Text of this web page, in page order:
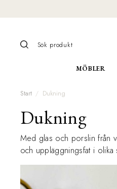
MÖBLER
Start Dukning
Dukning
Med glas och porslin från
och uppläggningsfat i